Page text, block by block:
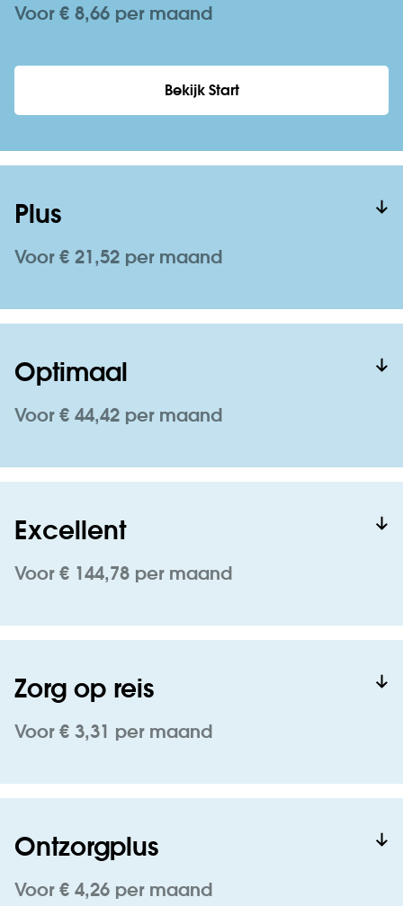
Voor € 8,66 per maand
Bekijk Start
Plus
Voor € 21,52 per maand
Optimaal
Voor € 44,42 per maand
Excellent
Voor € 144,78 per maand
Zorg op reis
Voor € 3,31 per maand
Ontzorgplus
Voor € 4,26 per maand